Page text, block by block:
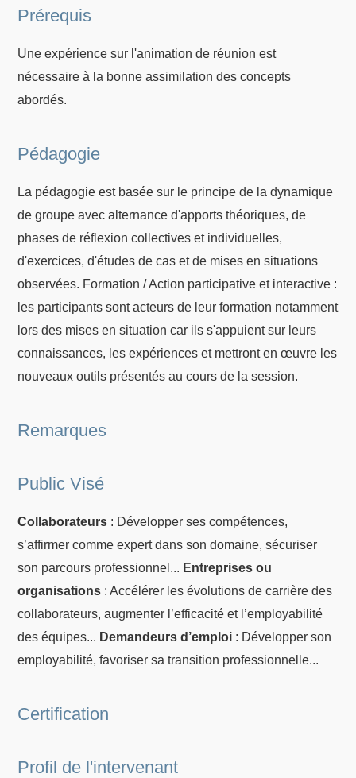
Prérequis
Une expérience sur l'animation de réunion est
nécessaire à la bonne assimilation des concepts
abordés.
Pédagogie
La pédagogie est basée sur le principe de la dynamique
de groupe avec alternance d'apports théoriques, de
phases de réflexion collectives et individuelles,
d'exercices, d'études de cas et de mises en situations
observées. Formation / Action participative et interactive :
les participants sont acteurs de leur formation notamment
lors des mises en situation car ils s'appuient sur leurs
connaissances, les expériences et mettront en œuvre les
nouveaux outils présentés au cours de la session.
Remarques
Public Visé
Collaborateurs : Développer ses compétences,
s’affirmer comme expert dans son domaine, sécuriser
son parcours professionnel... Entreprises ou
organisations : Accélérer les évolutions de carrière des
collaborateurs, augmenter l’efficacité et l’employabilité
des équipes... Demandeurs d’emploi : Développer son
employabilité, favoriser sa transition professionnelle...
Certification
Profil de l'intervenant